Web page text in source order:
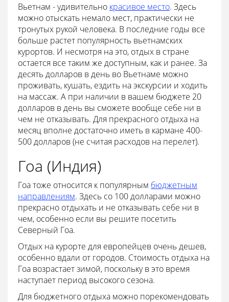
Вьетнам - удивительно красивое место. Здесь
можно отыскать немало мест, практически не
тронутых рукой человека. В последние годы все
больше растет популярность вьетнамских
курортов. И несмотря на это, отдых в стране
остается все таким же доступным, как и ранее. За
десять долларов в день во Вьетнаме можно
проживать, кушать, ездить на экскурсии и ходить
на массаж. А при наличии в вашем бюджете 20
долларов в день вы сможете вообще себе ни в
чем не отказывать. Для прекрасного отдыха на
месяц вполне достаточно иметь в кармане 400-
500 долларов (не считая расходов на перелет).
Гоа (Индия)
Гоа тоже относится к популярным бюджетным
направлениям. Здесь со 100 долларами можно
прекрасно отдыхать и не отказывать себе ни в
чем, особенно если вы решите посетить
Северный Гоа.
Отдых на курорте для европейцев очень дешев,
особенно вдали от городов. Стоимость отдыха на
Гоа возрастает зимой, поскольку в это время
наступает период высокого сезона.
Для бюджетного отдыха можно порекомендовать